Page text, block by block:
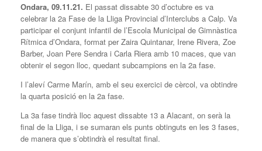
Ondara, 09.11.21. El passat dissabte 30 d’octubre es va
celebrar la 2a Fase de la Lliga Provincial d’Interclubs a Calp. Va
participar el conjunt infantil de l’Escola Municipal de Gimnàstica
Rítmica d’Ondara, format per Zaira Quintanar, Irene Rivera, Zoe
Barber, Joan Pere Sendra i Carla Riera amb 10 maces, que van
obtenir el segon lloc, quedant subcampions en la 2a fase.
I l’aleví Carme Marín, amb el seu exercici de cèrcol, va obtindre
la quarta posició en la 2a fase.
La 3a fase tindrà lloc aquest dissabte 13 a Alacant, on serà la
final de la Lliga, i se sumaran els punts obtinguts en les 3 fases,
de manera que s’obtindrà el resultat final.